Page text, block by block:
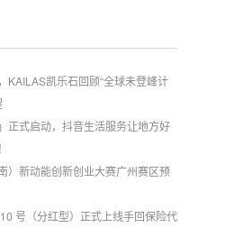
KAILAS凯乐石回顾“全球未登峰计
正式启动，抖音生活服务让地方好
）新动能创新创业大赛广州赛区预
号（分红型）正式上线手回保险代